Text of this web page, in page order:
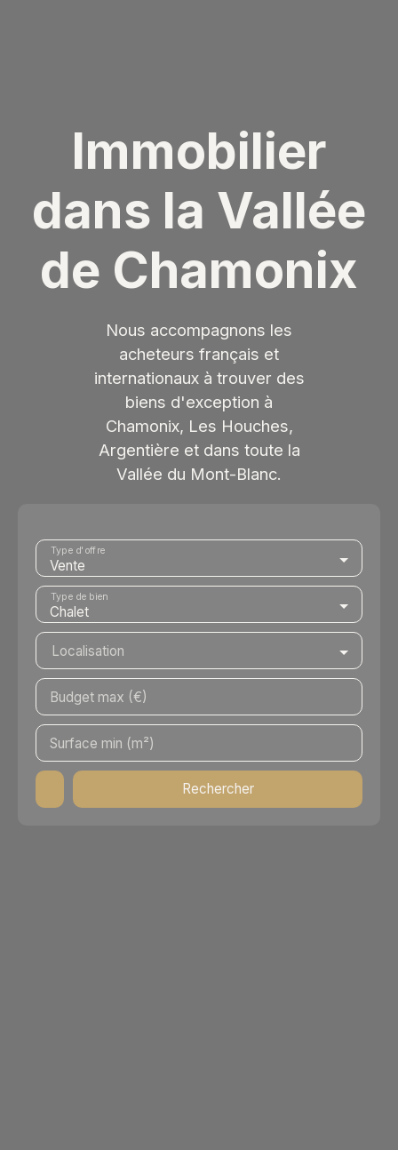
Immobilier
dans la Vallée
de Chamonix
Nous accompagnons les
acheteurs français et
internationaux à trouver des
biens d'exception à
Chamonix, Les Houches,
Argentière et dans toute la
Vallée du Mont-Blanc.
Vente
Type d'offre
Chalet
Type de bien
Localisation
Budget max (€)
Surface min (m²)
Rechercher